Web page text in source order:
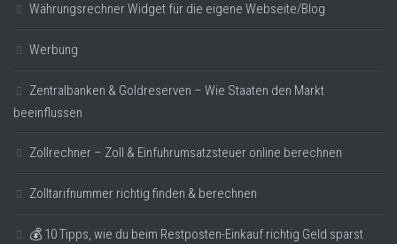
Währungsrechner Widget für die eigene Webseite/Blog
Werbung
Zentralbanken & Goldreserven – Wie Staaten den Markt
beeinflussen
Zollrechner – Zoll & Einfuhrumsatzsteuer online berechnen
Zolltarifnummer richtig finden & berechnen
💰 10 Tipps, wie du beim Restposten-Einkauf richtig Geld sparst